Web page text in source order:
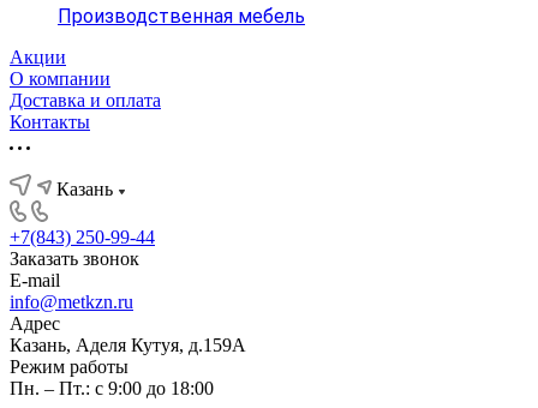
Производственная мебель
Акции
О компании
Доставка и оплата
Контакты
Казань
+7(843) 250-99-44
Заказать звонок
E-mail
info@metkzn.ru
Адрес
Казань, Аделя Кутуя, д.159А
Режим работы
Пн. – Пт.: с 9:00 до 18:00